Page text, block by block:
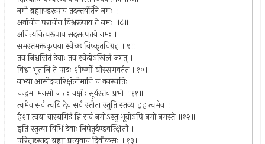
नमो ब्रह्माण्डरूपाय तदन्तर्वर्तिने नमः ।
अर्वाचीन पराचीन विश्वरूपाय ते नमः ॥८॥
अनित्यनित्यरूपाय सदसत्पतये नमः ।
समस्तभक्तकृपया स्वेच्छाविष्कृतविग्रह ॥९॥
तव निश्वसितं देवाः तव स्वेदोऽखिलं जगत् ।
विश्वा भूतानि ते पादः शीर्ष्णो द्यौस्समवर्तत ॥१०॥
नाभ्या आसीदन्तरिक्षंलोमानि च वनस्पतिः
चन्द्रमा मनसो जातः चक्षोः सूर्यस्तव प्रभो ॥११॥
त्वमेव सर्वं त्वयि देव सर्वं स्तोता स्तुति स्तव्य इह त्वमेव ।
ईशा त्वया वास्यमिदं हि सर्वं नमोऽस्तु भूयोऽपि नमो नमस्ते ॥१२॥
इति स्तुत्वा विधिं देवाः निपेतुर्दण्डवत्क्षितौ ।
परितुष्टस्तदा ब्रह्मा प्रत्युवाच दिवौकसः ॥१३॥